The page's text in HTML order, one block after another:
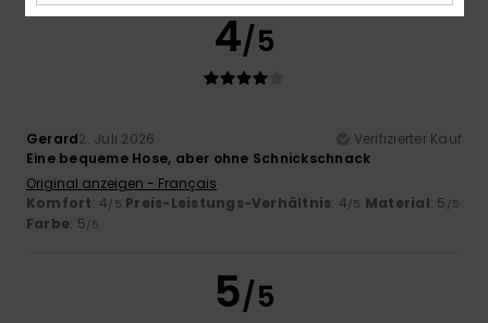
4/5
Gerard2. Juli 2026
Verifizierter Kauf
Eine bequeme Hose, aber ohne Schnickschnack
Original anzeigen - Français
Komfort: 4/5 Preis-Leistungs-Verhältnis: 4/5 Material: 5 /5
Farbe: 5/5
5/5